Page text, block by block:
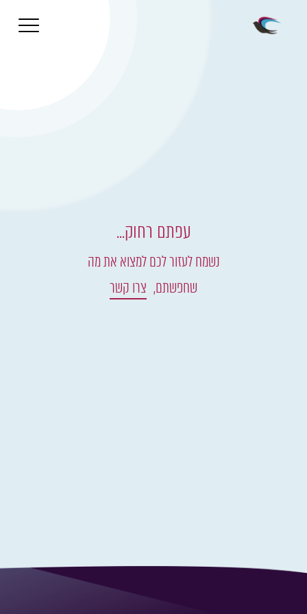
עפתם רחוק...
נשמח לעזור לכם למצוא את מה
שחפשתם, צרו קשר